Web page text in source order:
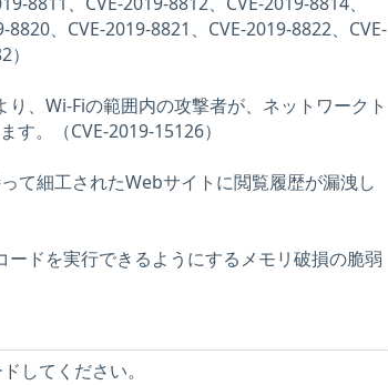
、CVE-2019-8821、CVE-2019-8822、CVE-
、Wi-Fiの範囲内の攻撃者が、ネットワークト
。（CVE-2019-15126）
て細工されたWebサイトに閲覧履歴が漏洩し
ドを実行できるようにするメモリ破損の脆弱
してください。